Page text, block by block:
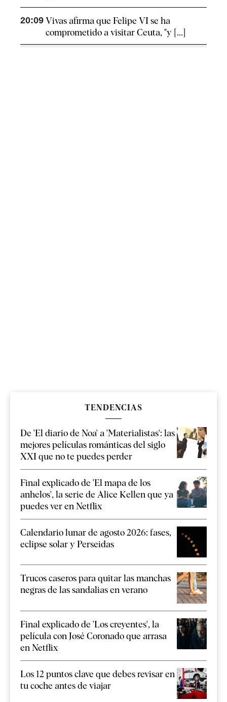
20:09 Vivas afirma que Felipe VI se ha
comprometido a visitar Ceuta, "y [...]
TENDENCIAS
De 'El diario de Noa' a 'Materialistas': las
mejores películas románticas del siglo
XXI que no te puedes perder
Final explicado de 'El mapa de los
anhelos', la serie de Alice Kellen que ya
puedes ver en Netflix
Calendario lunar de agosto 2026: fases,
eclipse solar y Perseidas
Trucos caseros para quitar las manchas
negras de las sandalias en verano
Final explicado de 'Los creyentes', la
película con José Coronado que arrasa
en Netflix
Los 12 puntos clave que debes revisar en
tu coche antes de viajar